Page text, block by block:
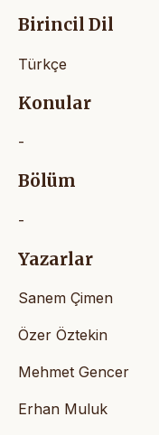
Birincil Dil
Türkçe
Konular
-
Bölüm
-
Yazarlar
Sanem Çimen
Özer Öztekin
Mehmet Gencer
Erhan Muluk